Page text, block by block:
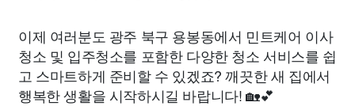
이제 여러분도 광주 북구 용봉동에서 민트케어 이사
청소 및 입주청소를 포함한 다양한 청소 서비스를 쉽
고 스마트하게 준비할 수 있겠죠? 깨끗한 새 집에서
행복한 생활을 시작하시길 바랍니다! 🏡💕